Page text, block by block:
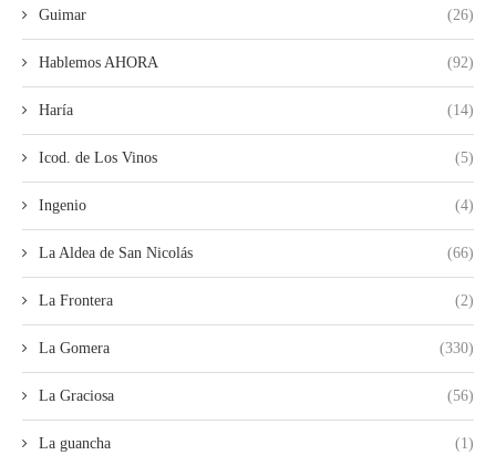
Guimar (26)
Hablemos AHORA (92)
Haría (14)
Icod. de Los Vinos (5)
Ingenio (4)
La Aldea de San Nicolás (66)
La Frontera (2)
La Gomera (330)
La Graciosa (56)
La guancha (1)